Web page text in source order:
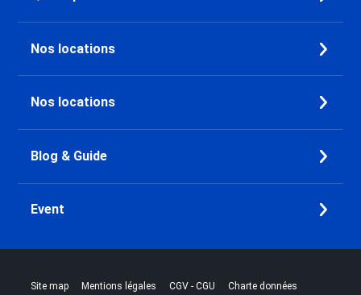
Nos locations
Nos locations
Blog & Guide
Event
Site map |Mentions légales |CGV - CGU |Charte données